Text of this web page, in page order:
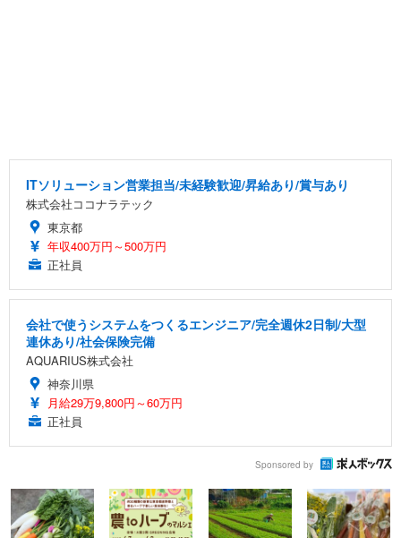
ITソリューション営業担当/未経験歓迎/昇給あり/賞与あり
株式会社ココナラテック
東京都
年収400万円～500万円
正社員
会社で使うシステムをつくるエンジニア/完全週休2日制/大型
連休あり/社会保険完備
AQUARIUS株式会社
神奈川県
月給29万9,800円～60万円
正社員
Sponsored by